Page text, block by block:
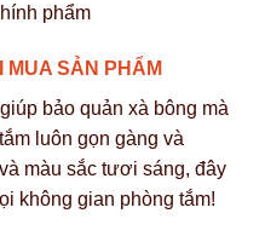
phẩm
MUA SẢN PHẨM
bảo quản xà bông mà
luôn gọn gàng và
màu sắc tươi sáng, đây
không gian phòng tắm!